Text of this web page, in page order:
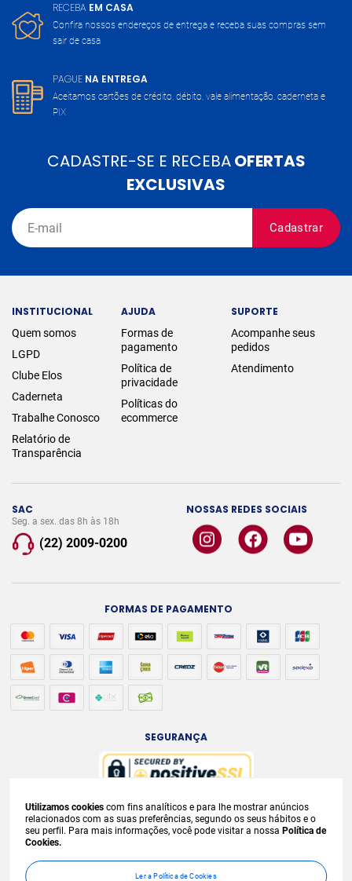
RECEBA EM CASA
Confira nossos endereços de entrega e receba suas compras sem
sair de casa
PAGUE NA ENTREGA
Aceitamos cartões de crédito, débito, vale alimentação, caderneta e
PIX
CADASTRE-SE E RECEBAOFERTAS
EXCLUSIVAS
Cadastrar
SAC
Seg. a sex. das 8h às 18h
(22) 2009-0200
NOSSAS REDES SOCIAIS
INSTITUCIONAL
Quem somos
LGPD
Clube Elos
Caderneta
Trabalhe Conosco
Relatório de
Transparência
AJUDA
Formas de
pagamento
Política de
privacidade
Políticas do
ecommerce
SUPORTE
Acompanhe seus
pedidos
Atendimento
FORMAS DE PAGAMENTO
SEGURANÇA
A venda e o consumo de bebidas alcoólicas são proibidos para menores de
18 anos. Bebida Alcoólica pode causar dependência química e, em excesso,
provoca
condições exclusivas para internet e válidos durante o dia de hoje, podendo
sofrer alterações sem
prévia notificação. No caso de faltar algum produto,
Utilizamos cookies com fins analíticos e para lhe mostrar anúncios
relacionados com as suas preferências, segundo os seus hábitos e o
seu perfil. Para mais informações, você pode visitar a nossa Política de
Cookies.
Ler a Política de Cookies